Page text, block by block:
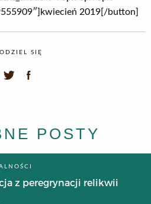
2019[/button]
SIĘ
POSTY
z peregrynacji relikwii